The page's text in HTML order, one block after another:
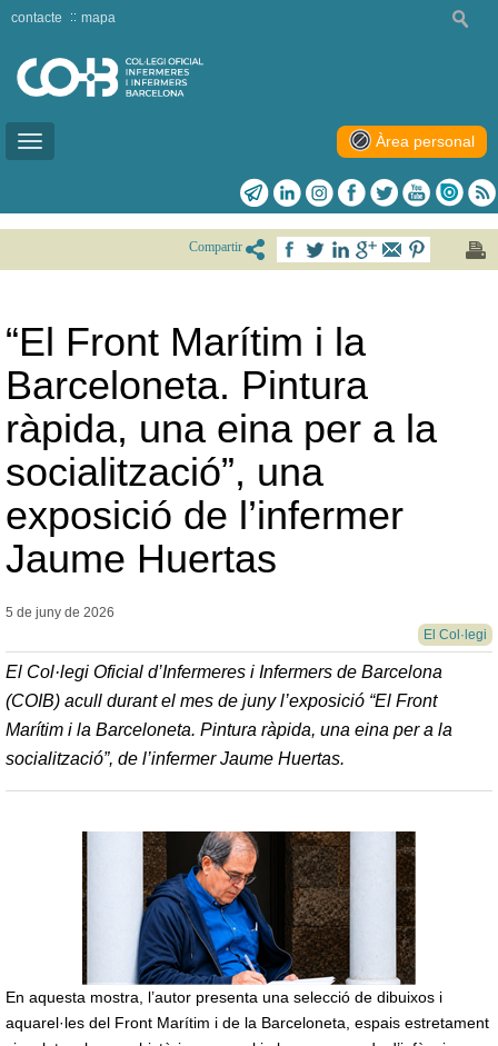
Toggle
contacte mapa
Àrea personal
Compartir
“El Front Marítim i la
Barceloneta. Pintura
ràpida, una eina per a la
socialització”, una
exposició de l’infermer
Jaume Huertas
5 de juny de 2026
El Col·legi
El Col·legi Oficial d’Infermeres i Infermers de Barcelona
(COIB) acull durant el mes de juny l’exposició “El Front
Marítim i la Barceloneta. Pintura ràpida, una eina per a la
socialització”, de l’infermer Jaume Huertas.
En aquesta mostra, l’autor presenta una selecció de dibuixos i
aquarel·les del Front Marítim i de la Barceloneta, espais estretament